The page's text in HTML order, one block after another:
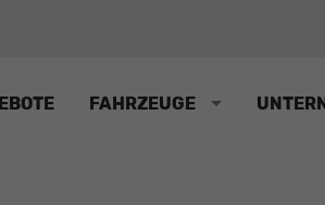
FAHRZEUGE